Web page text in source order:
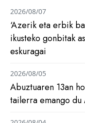
‘Azerik eta erbik
ikusteko gonbitak
eskuragai
2026/08/07
Abuztuaren 13an
tailerra emango du
2026/08/05